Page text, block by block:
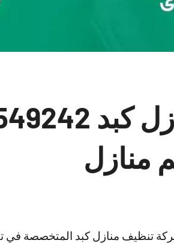
منازل
تنظيف منازل كبد المتخصصة في